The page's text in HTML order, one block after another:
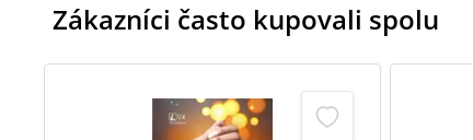
Zákazníci často kupovali spolu